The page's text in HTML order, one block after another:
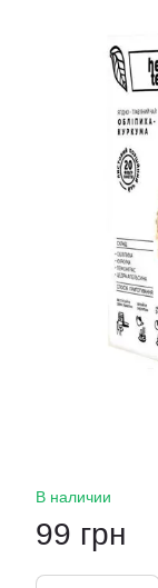
В наличии
99 грн